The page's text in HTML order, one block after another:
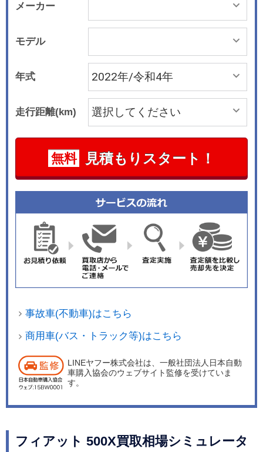
メーカー
モデル
年式
走行距離(km)
無料 見積もりスタート！
事故車(不動車)はこちら
商用車(バス・トラック等)はこちら
LINEヤフー株式会社は、一般社団法人日本自動
車購入協会のウェブサイト監修を受けていま
す。
フィアット 500X買取相場シミュレータ